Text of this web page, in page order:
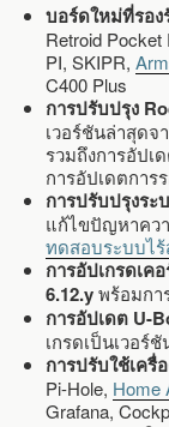
บอร์ดใหม่ที่รอง
Retroid Pocket
PI, SKIPR,
C400 Plus
การปรับปรุง
เวอร์ชันล่าสุดจ
รวมถึงการอัปเ
การอัปเดตการ
การปรับปรุงระ
แก้ไขปัญหาควา
ทดสอบระบบไ
การอัปเกรดเค
6.12.yพร้อมกา
การอัปเดต U-
เกรดเป็นเวอร์
การปรับใช้เครื่
Pi-Hole, Home
Grafana,